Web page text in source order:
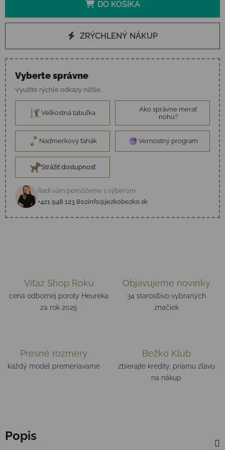
DO KOŠÍKA
ZRÝCHLENÝ NÁKUP
Vyberte správne
Využite rýchle odkazy nižšie.
Veľkostná tabuľka
Ako správne merať
nohu?
Nadmerkový ťahák Vernostný program
Strážiť dostupnosť
Radi vám pomôžeme s výberom
+421 948 123 802info@jezkobezko.sk
Víťaz Shop Roku
cena odbornej poroty Heureka
za rok 2025
Objavujeme novinky
34 starostlivo vybraných
značiek
Presné rozmery
každý model premeriavame
Bežko Klub
zbierajte kredity, priamu zľavu
na nákup
Popis